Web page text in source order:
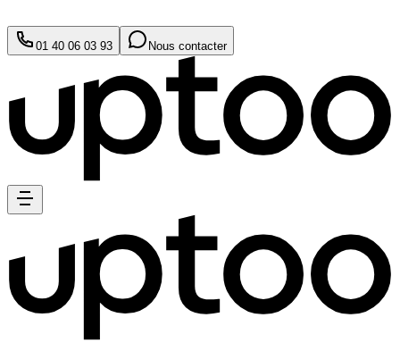
01 40 06 03 93 Nous contacter